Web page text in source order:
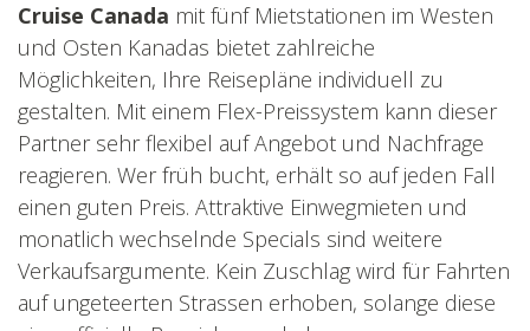
Cruise Canada mit fünf Mietstationen im Westen
und Osten Kanadas bietet zahlreiche
Möglichkeiten, Ihre Reisepläne individuell zu
gestalten. Mit einem Flex-Preissystem kann dieser
Partner sehr flexibel auf Angebot und Nachfrage
reagieren. Wer früh bucht, erhält so auf jeden Fall
einen guten Preis. Attraktive Einwegmieten und
monatlich wechselnde Specials sind weitere
Verkaufsargumente. Kein Zuschlag wird für Fahrten
auf ungeteerten Strassen erhoben, solange diese